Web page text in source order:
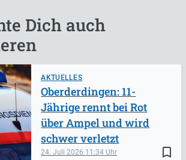
Dich auch
AKTUELLES
bookmark_border
24. Juli 2026 11:34
Oberderdingen: 11-
Jährige rennt bei Rot
über Ampel und wird
schwer verletzt